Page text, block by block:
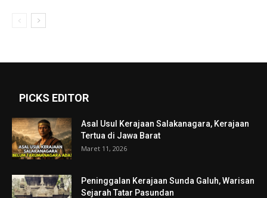
PICKS EDITOR
Asal Usul Kerajaan Salakanagara, Kerajaan
Tertua di Jawa Barat
Maret 11, 2026
Peninggalan Kerajaan Sunda Galuh, Warisan
Sejarah Tatar Pasundan